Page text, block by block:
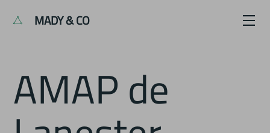
MADY & CO
AMAP de